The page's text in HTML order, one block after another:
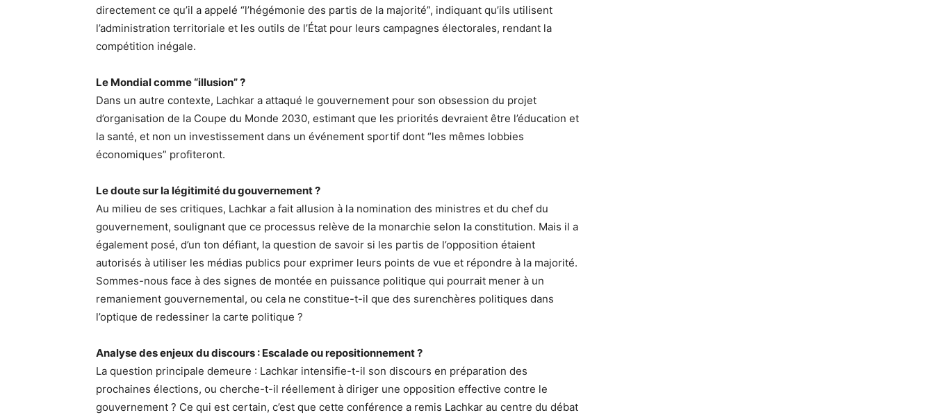
directement ce qu’il a appelé “l’hégémonie des partis de la majorité”, indiquant qu’ils utilisent
l’administration territoriale et les outils de l’État pour leurs campagnes électorales, rendant la
compétition inégale.
Le Mondial comme “illusion” ?
Dans un autre contexte, Lachkar a attaqué le gouvernement pour son obsession du projet
d’organisation de la Coupe du Monde 2030, estimant que les priorités devraient être l’éducation et
la santé, et non un investissement dans un événement sportif dont “les mêmes lobbies
économiques” profiteront.
Le doute sur la légitimité du gouvernement ?
Au milieu de ses critiques, Lachkar a fait allusion à la nomination des ministres et du chef du
gouvernement, soulignant que ce processus relève de la monarchie selon la constitution. Mais il a
également posé, d’un ton défiant, la question de savoir si les partis de l’opposition étaient
autorisés à utiliser les médias publics pour exprimer leurs points de vue et répondre à la majorité.
Sommes-nous face à des signes de montée en puissance politique qui pourrait mener à un
remaniement gouvernemental, ou cela ne constitue-t-il que des surenchères politiques dans
l’optique de redessiner la carte politique ?
Analyse des enjeux du discours : Escalade ou repositionnement ?
La question principale demeure : Lachkar intensifie-t-il son discours en préparation des
prochaines élections, ou cherche-t-il réellement à diriger une opposition effective contre le
gouvernement ? Ce qui est certain, c’est que cette conférence a remis Lachkar au centre du débat